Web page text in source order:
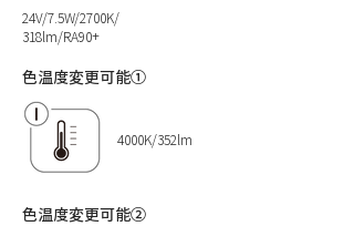
24V/7.5W/2700K/
318lm/RA90+
4000K/352lm
色温度変更可能①
色温度変更可能②